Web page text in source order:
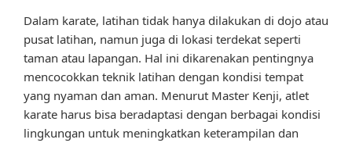
Dalam karate, latihan tidak hanya dilakukan di dojo atau
pusat latihan, namun juga di lokasi terdekat seperti
taman atau lapangan. Hal ini dikarenakan pentingnya
mencocokkan teknik latihan dengan kondisi tempat
yang nyaman dan aman. Menurut Master Kenji, atlet
karate harus bisa beradaptasi dengan berbagai kondisi
lingkungan untuk meningkatkan keterampilan dan